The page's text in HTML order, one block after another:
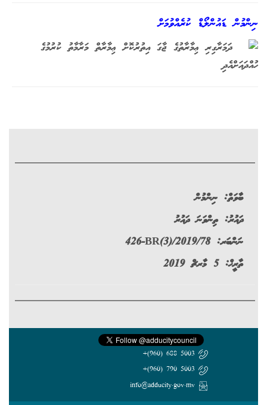
ނިންމުން ޑައުންލޯޑް ކުރެއްވުމަށް
ދަމަރާގިރި ޢިމާރާތުގެ ޖާގަ އިތުރުކޮށް ޢިމާރާތް މަރާމާތު ކުރުމުގެ
ހުއްދައަށްއެދި
ބާވަތް: ނިންމުން
ދައުރު:ތިންވަނަ ދައުރު
ނަންބަރ:426-BR(3)/2019/78
ތާރީޚް: 5 މާރޗް 2019
5003 688 (960)+
5003 790 (960)+
info@adducity.gov.mv